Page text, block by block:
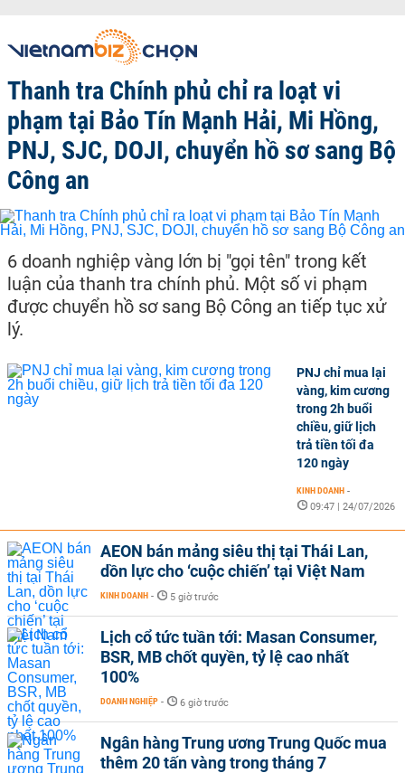
Thanh tra Chính phủ chỉ ra loạt vi
phạm tại Bảo Tín Mạnh Hải, Mi Hồng,
PNJ, SJC, DOJI, chuyển hồ sơ sang Bộ
Công an
6 doanh nghiệp vàng lớn bị "gọi tên" trong kết
luận của thanh tra chính phủ. Một số vi phạm
được chuyển hồ sơ sang Bộ Công an tiếp tục xử
lý.
PNJ chỉ mua lại
vàng, kim cương
trong 2h buổi
chiều, giữ lịch
trả tiền tối đa
120 ngày
KINH DOANH -
09:47 | 24/07/2026
AEON bán mảng siêu thị tại Thái Lan,
dồn lực cho ‘cuộc chiến’ tại Việt Nam
KINH DOANH - 5 giờ trước
Lịch cổ tức tuần tới: Masan Consumer,
BSR, MB chốt quyền, tỷ lệ cao nhất
100%
DOANH NGHIỆP - 6 giờ trước
Ngân hàng Trung ương Trung Quốc mua
thêm 20 tấn vàng trong tháng 7